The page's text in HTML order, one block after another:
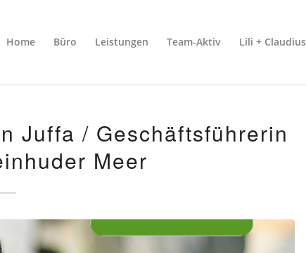
Home Büro Leistungen Team-Aktiv Lili + Claudius
Juffa / Geschäftsführerin
Meer